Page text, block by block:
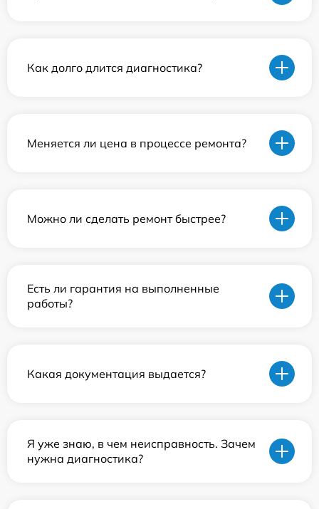
Как долго длится диагностика?
Меняется ли цена в процессе ремонта?
Можно ли сделать ремонт быстрее?
Есть ли гарантия на выполненные
работы?
Какая документация выдается?
Я уже знаю, в чем неисправность. Зачем
нужна диагностика?